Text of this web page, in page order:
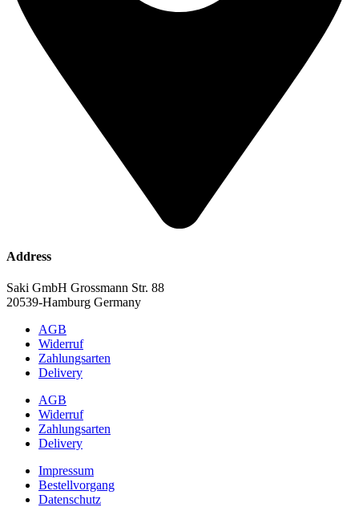
Address
Saki GmbH Grossmann Str. 88
20539-Hamburg Germany
AGB
Widerruf
Zahlungsarten
Delivery
AGB
Widerruf
Zahlungsarten
Delivery
Impressum
Bestellvorgang
Datenschutz